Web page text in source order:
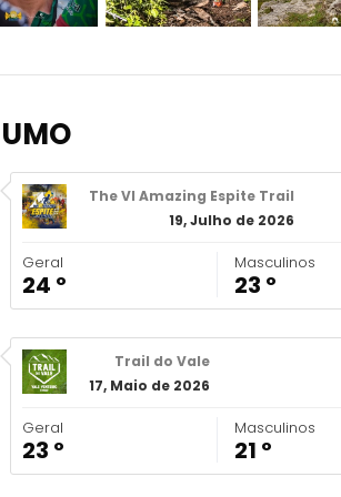
The VI Amazing Espite Trail
19, Julho de 2026
Geral
24 º
Masculinos
23 º
Trail do Vale
17, Maio de 2026
Geral
23 º
Masculinos
21 º